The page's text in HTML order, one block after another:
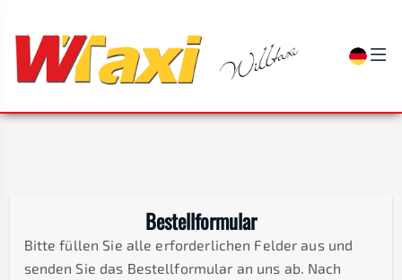
Bestellformular
Bitte füllen Sie alle erforderlichen Felder aus und
senden Sie das Bestellformular an uns ab. Nach